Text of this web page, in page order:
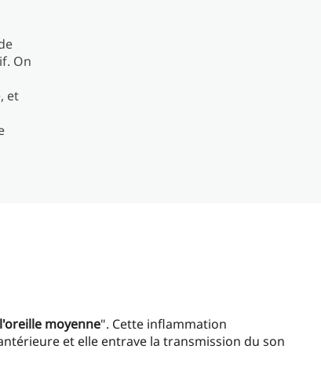
On
et
moyenne". Cette inflammation
et elle entrave la transmission du son